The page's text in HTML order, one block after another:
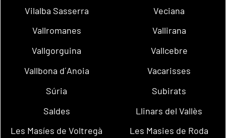
Vilalba Sasserra
Veciana
Vallromanes
Vallirana
Vallgorguina
Vallcebre
Vallbona d´Anoia
Vacarisses
Súria
Subirats
Saldes
Llinars del Vallès
Les Masíes de Voltregà
Les Masies de Roda